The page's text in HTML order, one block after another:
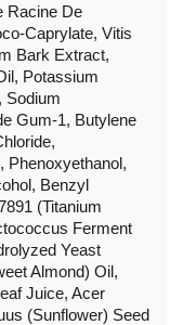
Racine De
Caprylate, Vitis
Bark Extract,
Potassium
Sodium
Gum-1, Butylene
Phenoxyethanol,
Benzyl
(Titanium
Ferment
Yeast
Almond) Oil,
Juice, Acer
(Sunflower) Seed